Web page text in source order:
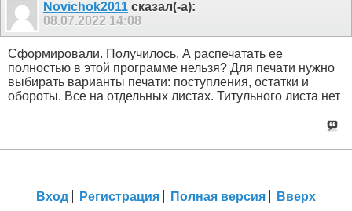
Novichok2011 сказал(-а):
08.07.2022 14:08
Сформировали. Получилось. А распечатать ее
полностью в этой программе нельзя? Для печати нужно
выбирать варианты печати: поступления, остатки и
обороты. Все на отдельных листах. Титульного листа нет
Вход Регистрация Полная версия Вверх